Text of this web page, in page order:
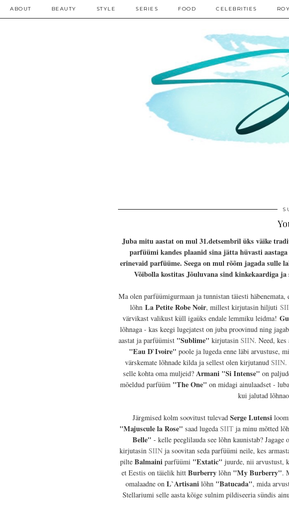
ABOUT BEAUTY STYLE SERIES FOOD CELEBRITIES
Juba mitu aastat on mul 31.detsembril üks väike
parfüümi kandes plaanid sina jätta hüvasti
erinevaid parfüüme. Seega on mul rõõm jagada sulle
Võibolla kostitas Jõuluvana sind kinkekaardiga
Ma olen parfüümigurmaan ja tunnistan täiesti
lõhn La Petite Robe Noir, millest kirjutasin hiljuti
värvikast valikust küll igaüks endale lemmiku leidma!
lõhnaga - kas keegi lugejatest on juba proovinud ning
aastat ja parfüümist "Sublime" kirjutasin SIIN. Need,
"Eau D`Ivoire" poole ja lugeda enne läbi arvustuse,
värskemate lõhnade kilda ja sellest olen kirjutanud SIIN.
selle kohta oma muljeid? Armani "Si Intense" on
mõeldud parfüüm "The One" on midagi ainulaadset -
kui jalutad
Järgmised kolm soovitust tulevad Serge Lutensi
"Majuscule la Rose" saad lugedaSIIT ja minu mõtted
Belle" - kelle peeglilauda see lõhn kaunistab?
kirjutasin SIIN ja soovitan seda parfüümi neile, kes
pilte Balmaini parfüümi "Extatic" juurde, nii arvustust,
et Eestis on täielik hitt Burberrylõhn "My Burberry".
omalaadne on L`Artisani lõhn "Batucada", mida
Stellariumi selle aasta kõige sulnim pildiseeria sündis